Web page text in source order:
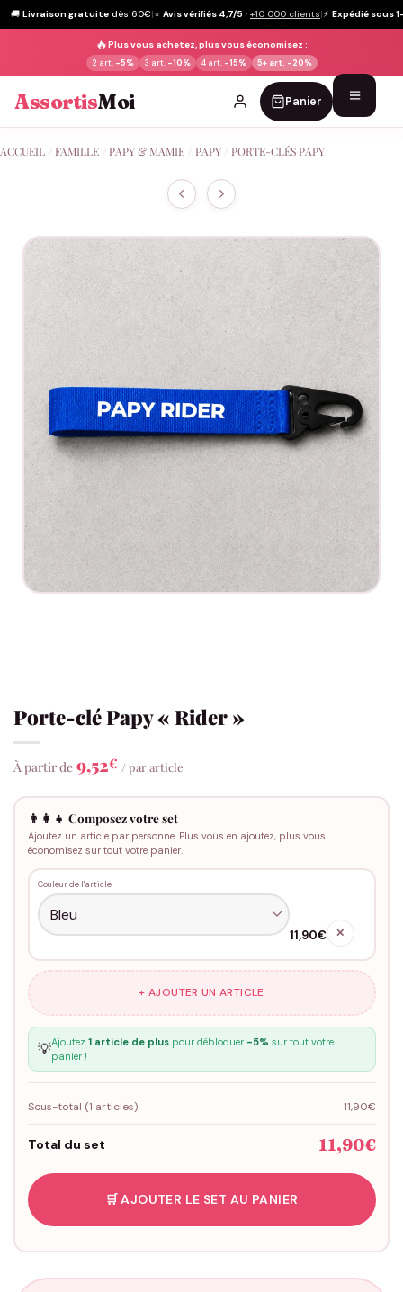
🚚 Livraison gratuite dès 60€|⭐ Avis vérifiés 4,7/5 · +10 000 clients|⚡ Expédié sous
🔥Plus vous achetez, plus vous économisez :
2 art. -5% 3 art. -10% 4 art. -15% 5+ art. -20%
AssortisMoi Panier
au
ACCUEIL FAMILLE PAPY & MAMIE PAPY PORTE-CLÉS PAPY
Porte-clé Papy « Rider »
À partir de 9,52€ / par article
👨‍👩‍👧 Composez votre set
Ajoutez un article par personne. Plus vous en ajoutez, plus vous
économisez sur tout votre panier.
Couleur de l'article
11,90€ ✕
+ AJOUTER UN ARTICLE
💡Ajoutez 1 article de pluspour débloquer -5% sur tout votre
panier !
Sous-total (1 articles) 11,90€
Total du set 11,90€
🛒 AJOUTER LE SET AU PANIER